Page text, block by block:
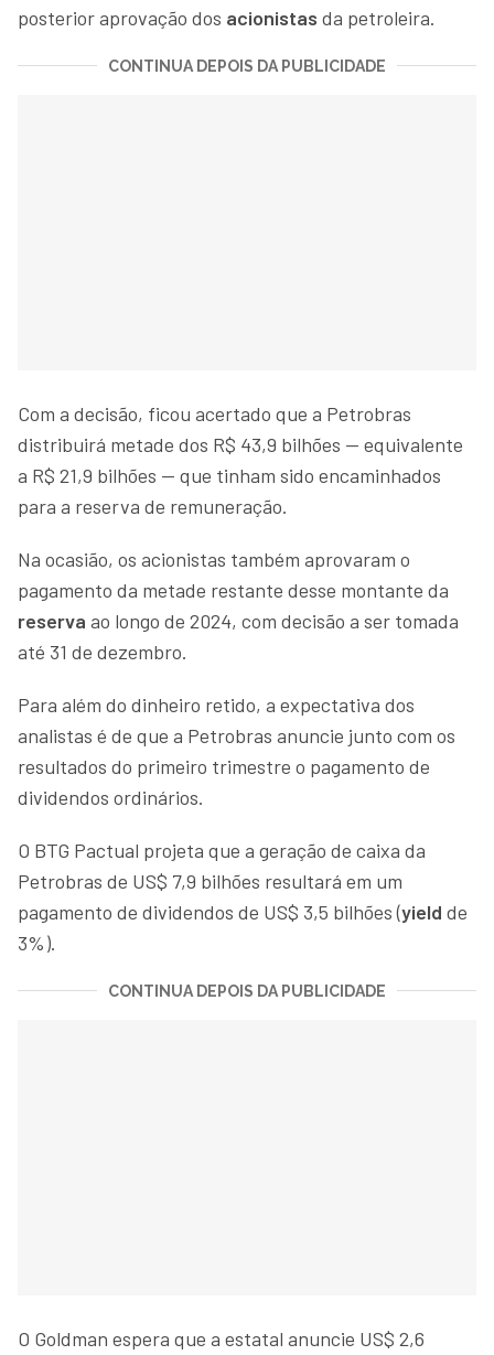
posterior aprovação dos acionistas da petroleira.
CONTINUA DEPOIS DA PUBLICIDADE
Com a decisão, ficou acertado que a Petrobras
distribuirá metade dos R$ 43,9 bilhões — equivalente
a R$ 21,9 bilhões — que tinham sido encaminhados
para a reserva de remuneração.
Na ocasião, os acionistas também aprovaram o
pagamento da metade restante desse montante da
reserva ao longo de 2024, com decisão a ser tomada
até 31 de dezembro.
Para além do dinheiro retido, a expectativa dos
analistas é de que a Petrobras anuncie junto com os
resultados do primeiro trimestre o pagamento de
dividendos ordinários.
O BTG Pactual projeta que a geração de caixa da
Petrobras de US$ 7,9 bilhões resultará em um
pagamento de dividendos de US$ 3,5 bilhões (yield de
3%).
CONTINUA DEPOIS DA PUBLICIDADE
O Goldman espera que a estatal anuncie US$ 2,6